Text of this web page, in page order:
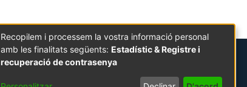
Recopilem i processem la vostra informació personal
amb les finalitats següents: Estadístic & Registre i
recuperació de contrasenya